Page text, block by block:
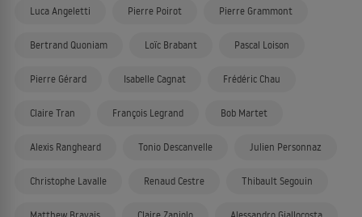
Luca Angeletti Pierre Poirot Pierre Grammont
Bertrand Quoniam Loïc Brabant Pascal Loison
Pierre Gérard Isabelle Cagnat Frédéric Chau
Claire Tran François Legrand Bob Martet
Alexis Rangheard Tonio Descanvelle Julien Personnaz
Christophe Lavalle Renaud Cestre Thibault Segouin